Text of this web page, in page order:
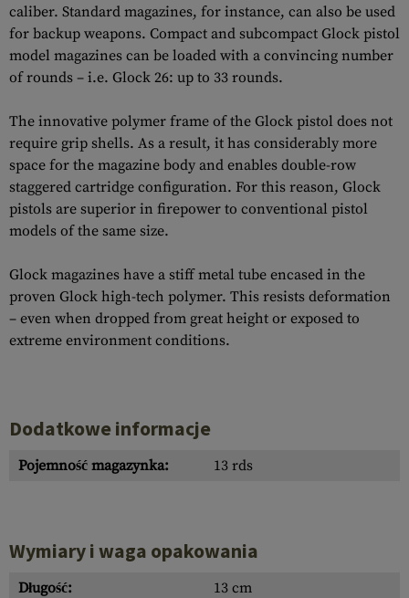
caliber. Standard magazines, for instance, can also be used
for backup weapons. Compact and subcompact Glock pistol
model magazines can be loaded with a convincing number
of rounds – i.e. Glock 26: up to 33 rounds.
The innovative polymer frame of the Glock pistol does not
require grip shells. As a result, it has considerably more
space for the magazine body and enables double-row
staggered cartridge configuration. For this reason, Glock
pistols are superior in firepower to conventional pistol
models of the same size.
Glock magazines have a stiff metal tube encased in the
proven Glock high-tech polymer. This resists deformation
– even when dropped from great height or exposed to
extreme environment conditions.
Dodatkowe informacje
Pojemność magazynka: 13 rds
Wymiary i waga opakowania
Długość:
13 cm